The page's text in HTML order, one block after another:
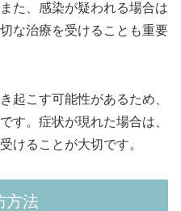
た、感染が疑われる場合は
な治療を受けることも重要
起こす可能性があるため、
す。症状が現れた場合は、
けることが大切です。
方法